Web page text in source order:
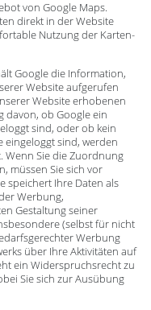
von Google Maps.
direkt in der Website
Nutzung der Karten-
Google die Information,
Website aufgerufen
Website erhobenen
davon, ob Google ein
sind, oder ob kein
eingeloggt sind, werden
Wenn Sie die Zuordnung
müssen Sie sich vor
speichert Ihre Daten als
Werbung,
Gestaltung seiner
(selbst für nicht
Werbung
über Ihre Aktivitäten auf
ein Widerspruchsrecht zu
Sie sich zur Ausübung